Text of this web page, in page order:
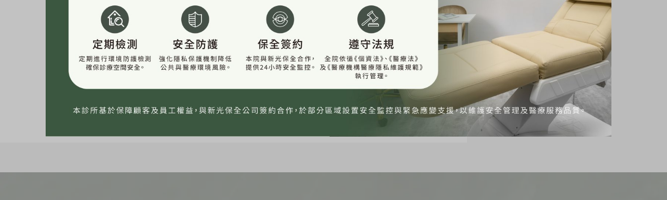
入式體雕-手臂線條雕塑
ONDA PRO超微波 BE-Evelyn
網紅《依小Bee》ONDA PRO超微波體驗心得分享~非侵入式體雕-手臂線條雕塑 終於可以和大家分享我三個月